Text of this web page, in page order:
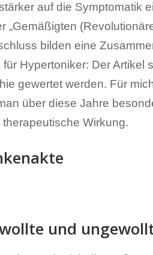
auf die Symptomatik
„Gemäßigten
bilden eine
Hypertoniker: Der Artikel
gewertet werden. Für
über diese Jahre
therapeutische Wirkung.
und